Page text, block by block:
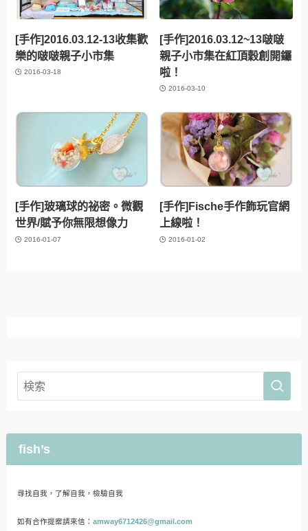
[手作]2016.03.12-13收集歡
樂的啵啵親子小市集
2016-03-18
[手作]2016.03.12~13啵啵
親子小市集在紅頂穀創開鑼
啦！
2016-03-10
[手作]玻璃球的祕密。微觀
世界/賦予你無限想像力
2016-01-07
[手作]Fische手作飾玩官網
上線啦！
2016-01-02
fish’s
尋找自我，了解自我，檢驗自我
如有合作提案請來信： amway6712426@gmail.com